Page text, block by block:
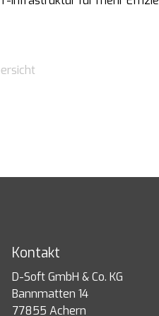
Kontakt
D-Soft GmbH & Co. KG
Bannmatten 14
77855 Achern